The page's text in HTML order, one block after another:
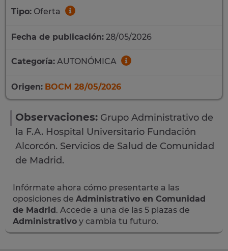
Tipo: Oferta
Fecha de publicación: 28/05/2026
Categoría: AUTONÓMICA
Origen: BOCM 28/05/2026
Observaciones: Grupo Administrativo de
la F.A. Hospital Universitario Fundación
Alcorcón. Servicios de Salud de Comunidad
de Madrid.
Infórmate ahora cómo presentarte a las
oposiciones de Administrativo en Comunidad
de Madrid. Accede a una de las 5 plazas de
Administrativo y cambia tu futuro.